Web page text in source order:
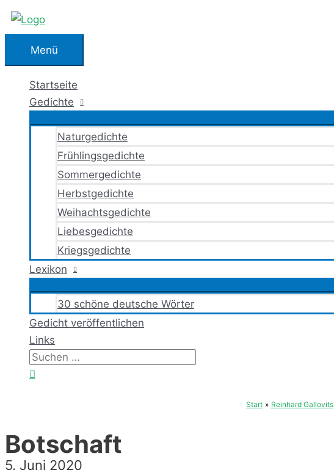
Zum
springenMenü
Menü
Startseite
Gedichte
Naturgedichte
Frühlingsgedichte
Sommergedichte
Herbstgedichte
Weihachtsgedichte
Liebesgedichte
Kriegsgedichte
Lexikon
30 schöne deutsche Wörter
Gedicht veröffentlichen
Links
Suchen
nach:
Start Reinhard Gallovits
Botschaft
5. Juni 2020